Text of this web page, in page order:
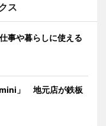
ス
事や暮らしに使える
mini」 地元店が鉄板